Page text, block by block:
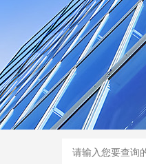
GM-5KV-20KV型可调高压兆欧表